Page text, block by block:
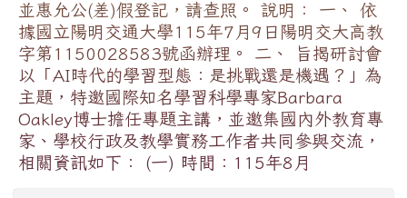
並惠允公(差)假登記，請查照。 說明： 一、 依
據國立陽明交通大學115年7月9日陽明交大高教
字第1150028583號函辦理。 二、 旨揭研討會
以「AI時代的學習型態：是挑戰還是機遇？」為
主題，特邀國際知名學習科學專家Barbara
Oakley博士擔任專題主講，並邀集國內外教育專
家、學校行政及教學實務工作者共同參與交流，
相關資訊如下： (一) 時間：115年8月